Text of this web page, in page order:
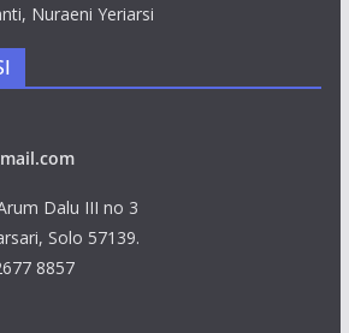
Nuraeni Yeriarsi
Dalu III no 3
Solo 57139.
8857